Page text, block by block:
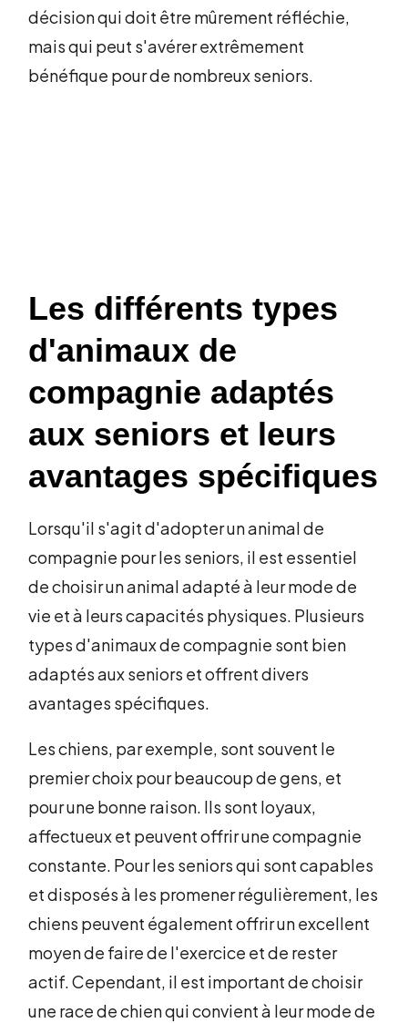
décision qui doit être mûrement réfléchie,
mais qui peut s'avérer extrêmement
bénéfique pour de nombreux seniors.
Les différents types
d'animaux de
compagnie adaptés
aux seniors et leurs
avantages spécifiques
Lorsqu'il s'agit d'adopter un animal de
compagnie pour les seniors, il est essentiel
de choisir un animal adapté à leur mode de
vie et à leurs capacités physiques. Plusieurs
types d'animaux de compagnie sont bien
adaptés aux seniors et offrent divers
avantages spécifiques.
Les chiens, par exemple, sont souvent le
premier choix pour beaucoup de gens, et
pour une bonne raison. Ils sont loyaux,
affectueux et peuvent offrir une compagnie
constante. Pour les seniors qui sont capables
et disposés à les promener régulièrement, les
chiens peuvent également offrir un excellent
moyen de faire de l'exercice et de rester
actif. Cependant, il est important de choisir
une race de chien qui convient à leur mode de